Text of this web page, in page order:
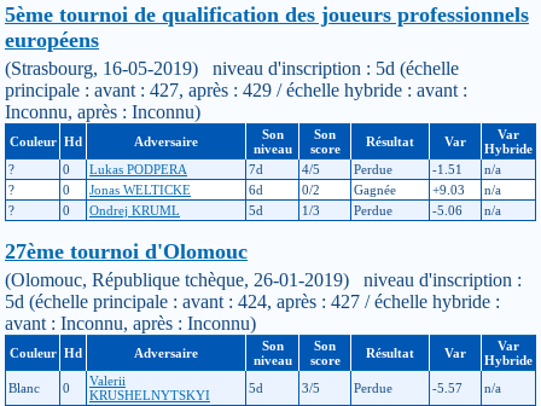
5ème tournoi de qualification des joueurs professionnels
européens
(Strasbourg, 16-05-2019) niveau d'inscription : 5d (échelle
principale : avant : 427, après : 429 / échelle hybride : avant :
Inconnu, après : Inconnu)
Couleur Hd Adversaire
Son
niveau
Son
score
Résultat Var
Var
Hybride
?
0 Lukas PODPERA 7d 4/5 Perdue -1.51
n/a
?
0 Jonas WELTICKE 6d 0/2 Gagnée +9.03
n/a
?
0 Ondrej KRUML 5d 1/3 Perdue -5.06 n/a
27ème tournoi d'Olomouc
(Olomouc, République tchèque, 26-01-2019) niveau d'inscription :
5d (échelle principale : avant : 424, après : 427 / échelle hybride :
avant : Inconnu, après : Inconnu)
Couleur Hd Adversaire
Son
niveau
Son
score
Résultat Var
Var
Hybride
Blanc
0
Valerii
KRUSHELNYTSKYI
5d 3/5 Perdue -5.57
n/a